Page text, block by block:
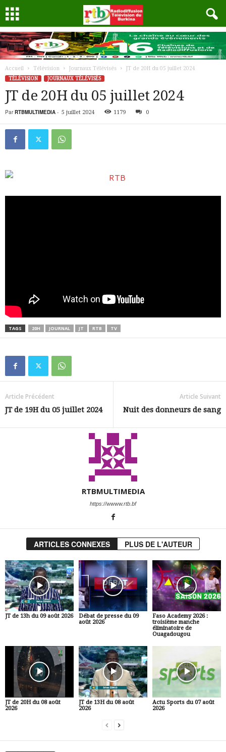
Accueil Télévision Journaux Télévisés
JT de 20H du 05 juillet 2024
TÉLÉVISION
JOURNAUX TÉLÉVISÉS
JT de 20H du 05 juillet 2024
Par RTBMULTIMEDIA - 5 juillet 2024 1179 0
TAGS 20H JOURNAL JT RTB TV
Article Précédent
JT de 19H du 05 juillet 2024
Article Suivant
Nuit des donneurs de sang
RTBMULTIMEDIA
https://wwww.rtb.bf
ARTICLES CONNEXES PLUS DE L'AUTEUR
JT de 13h du 09 août 2026
Débat de presse du 09
août 2026
Faso Academy 2026 :
troisième manche
éliminatoire de
Ouagadougou
JT de 20H du 08 août
2026
JT de 13H du 08 août
2026
Actu Sports du 07 août
2026